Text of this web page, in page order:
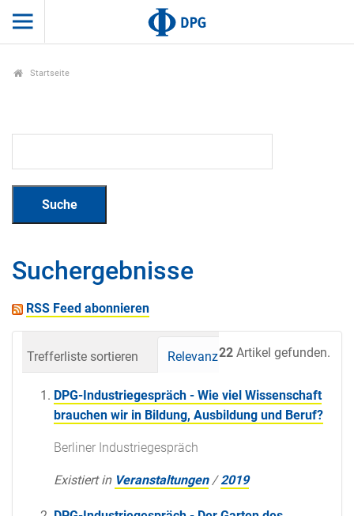
Startseite
Suchergebnisse
RSS Feed abonnieren
22 Artikel gefunden.
Trefferliste sortieren Relevanz Datum
DPG-Industriegespräch - Wie viel Wissenschaft
brauchen wir in Bildung, Ausbildung und Beruf?
Berliner Industriegespräch
Existiert in Veranstaltungen /2019